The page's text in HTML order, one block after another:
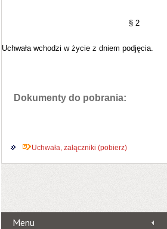
§ 2
Uchwała wchodzi w życie z dniem podjęcia.
Dokumenty do pobrania:
Uchwała, załączniki (pobierz)
Menu